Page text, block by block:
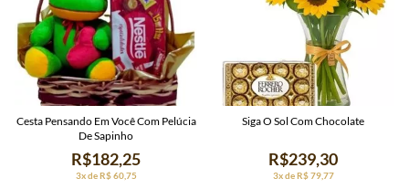
3x de R$ 60,75
R$182,25
Cesta Pensando Em Você Com Pelúcia
De Sapinho
3x de R$ 79,77
R$239,30
Siga O Sol Com Chocolate